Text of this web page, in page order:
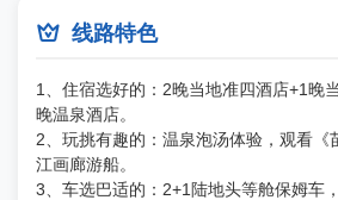
 线路特色
1、住宿选好的：2晚当地准四酒店+1晚
晚温泉酒店。
2、玩挑有趣的：温泉泡汤体验，观看《
江画廊游船。
3、车选巴适的：2+1陆地头等舱保姆车